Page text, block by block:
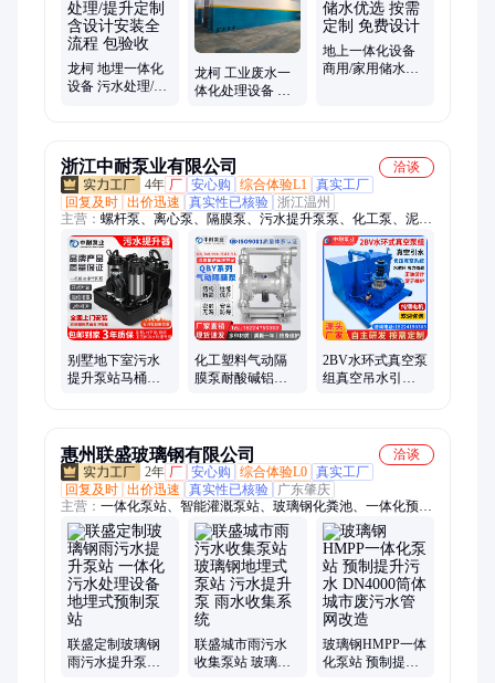
龙柯 地埋一体化
设备 污水处理/提
龙柯 工业废水一
体化处理设备 抗
地上一体化设备
商用/家用储水优
浙江中耐泵业有限公司
洽谈
4年 厂 安心购 综合体验L1
真实工厂
回复及时 出价迅速 真实性已核验 浙江温州
主营： 螺杆泵、离心泵、隔膜泵、污水提升泵泵、化工泵、泥浆
泵、多级离心泵、管道泵、污泥螺杆泵
别墅地下室污水
提升泵站马桶厨
化工塑料气动隔
膜泵耐酸碱铝合
2BV水环式真空泵
组真空吊水引水
惠州联盛玻璃钢有限公司
洽谈
2年 厂 安心购 综合体验L0 真实工厂
回复及时 出价迅速 真实性已核验
广东肇庆
主营： 一体化泵站、智能灌溉泵站、玻璃钢化粪池、一体化预制
泵站、智能雨污水泵站
联盛定制玻璃钢
雨污水提升泵站
联盛城市雨污水
收集泵站 玻璃钢
玻璃钢HMPP一体
化泵站 预制提升